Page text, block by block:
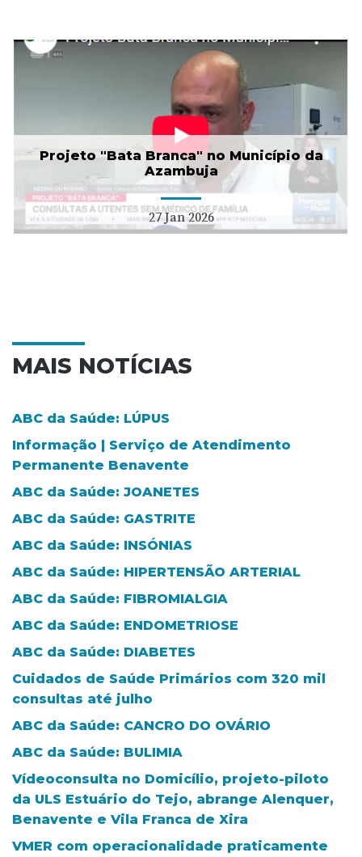
Projeto "Bata Branca" no Município da
Azambuja
27 Jan 2026
MAIS NOTÍCIAS
ABC da Saúde: LÚPUS
Informação | Serviço de Atendimento
Permanente Benavente
ABC da Saúde: JOANETES
ABC da Saúde: GASTRITE
ABC da Saúde: INSÓNIAS
ABC da Saúde: HIPERTENSÃO ARTERIAL
ABC da Saúde: FIBROMIALGIA
ABC da Saúde: ENDOMETRIOSE
ABC da Saúde: DIABETES
Cuidados de Saúde Primários com 320 mil
consultas até julho
ABC da Saúde: CANCRO DO OVÁRIO
ABC da Saúde: BULIMIA
Vídeoconsulta no Domicílio, projeto-piloto
da ULS Estuário do Tejo, abrange Alenquer,
Benavente e Vila Franca de Xira
VMER com operacionalidade praticamente